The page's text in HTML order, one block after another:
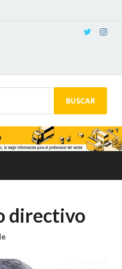
directivo